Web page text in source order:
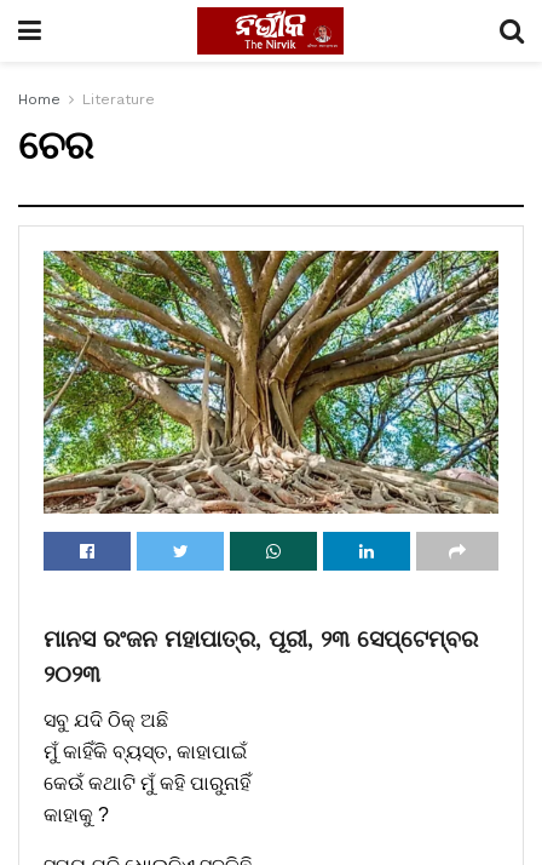
Home Literature
ଚେର
ମାନସ ରଂଜନ ମହାପାତ୍ର, ପୂରୀ, ୨୩ ସେପ୍ଟେମ୍ବର
୨୦୨୩
ସବୁ ଯଦି ଠିକ୍ ଅଛି
ମୁଁ କାହିଁକି ବ୍ୟସ୍ତ, କାହାପାଇଁ
କେଉଁ କଥାଟି ମୁଁ କହି ପାରୁନାହିଁ
କାହାକୁ ?